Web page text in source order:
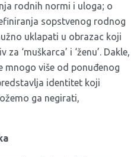
rodnih normi i uloga; o
sopstvenog rodnog
uklapati u obrazac koji
‘muškarca’ i ‘ženu’. Dakle,
mnogo više od ponuđenog
identitet koji
ga negirati,